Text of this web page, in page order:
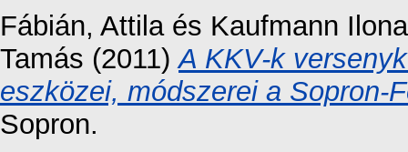
Fábián, Attilaés Kaufmann Ilona
Tamás (2011)A KKV-k
eszközei, módszerei a Sopron-
Sopron.